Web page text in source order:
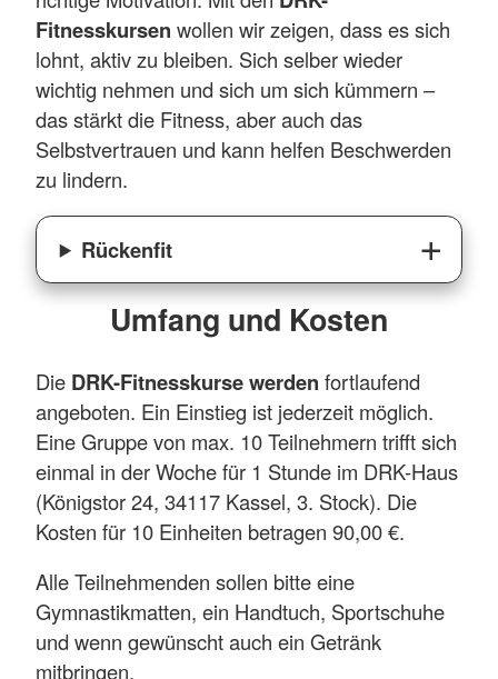
Fitnesskursen wollen wir zeigen, dass es sich
lohnt, aktiv zu bleiben. Sich selber wieder
wichtig nehmen und sich um sich kümmern –
das stärkt die Fitness, aber auch das
Selbstvertrauen und kann helfen Beschwerden
zu lindern.
Rückenfit
Umfang und Kosten
Die DRK-Fitnesskurse werden fortlaufend
angeboten. Ein Einstieg ist jederzeit möglich.
Eine Gruppe von max. 10 Teilnehmern trifft sich
einmal in der Woche für 1 Stunde im DRK-Haus
(Königstor 24, 34117 Kassel, 3. Stock). Die
Kosten für 10 Einheiten betragen 90,00 €.
Alle Teilnehmenden sollen bitte eine
Gymnastikmatten, ein Handtuch, Sportschuhe
und wenn gewünscht auch ein Getränk
mitbringen.